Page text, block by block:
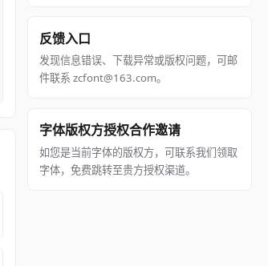
反馈入口
发现信息错误、下载异常或版权问题，可邮
件联系 zcfont@163.com。
字体版权方授权合作邀请
如您是当前字体的版权方，可联系我们领取
字体，免费跳转至贵方授权渠道。